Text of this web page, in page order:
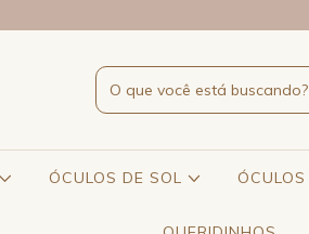
ÓCULOS DE SOL